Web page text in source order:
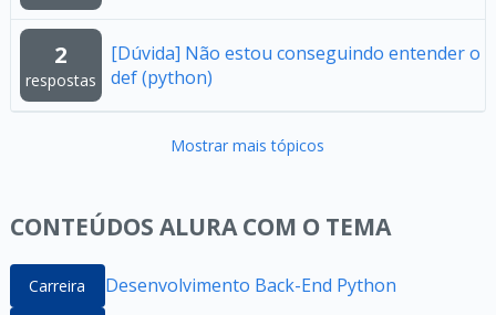
2
respostas
[Dúvida] Não estou conseguindo entender o
def (python)
Mostrar mais tópicos
CONTEÚDOS ALURA COM O TEMA
Carreira Desenvolvimento Back-End Python